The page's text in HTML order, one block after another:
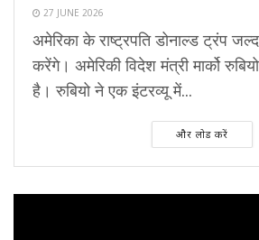
27 JUNE 2026
अमेरिका के राष्ट्रपति डोनाल्ड ट्रंप जल्द
करेंगे। अमेरिकी विदेश मंत्री मार्को
है। रुबियो ने एक इंटरव्यू में...
और लोड करें